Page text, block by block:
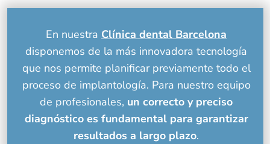
En nuestra Clínica dental Barcelona
disponemos de la más innovadora tecnología
que nos permite planificar previamente todo el
proceso de implantología. Para nuestro equipo
de profesionales, un correcto y preciso
diagnóstico es fundamental para garantizar
resultados a largo plazo.